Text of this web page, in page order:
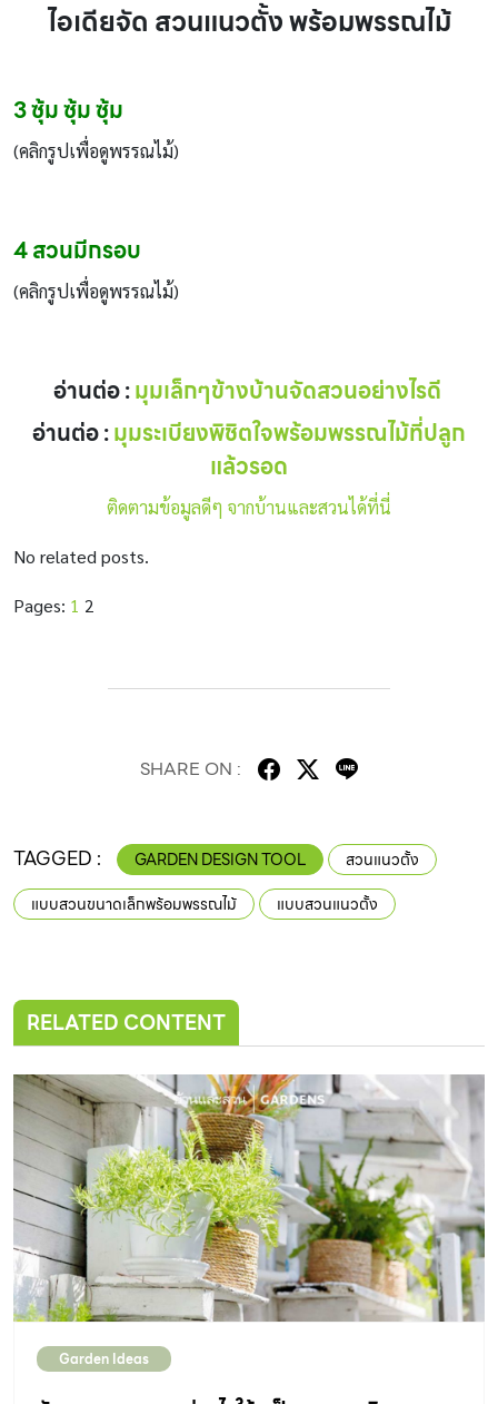
ไอเดียจัด สวนแนวตั้ง พร้อมพรรณไม้
3 ซุ้ม ซุ้ม ซุ้ม
(คลิกรูปเพื่อดูพรรณไม้)
4 สวนมีกรอบ
(คลิกรูปเพื่อดูพรรณไม้)
อ่านต่อ :มุมเล็กๆข้างบ้านจัดสวนอย่างไรดี
อ่านต่อ :มุมระเบียงพิชิตใจพร้อมพรรณไม้ที่ปลูก
แล้วรอด
ติดตามข้อมูลดีๆ จากบ้านและสวนได้ที่นี่
No related posts.
Pages: 1 2
SHARE ON :
TAGGED : GARDEN DESIGN TOOL
สวนแนวตั้ง
แบบสวนขนาดเล็กพร้อมพรรณไม้
แบบสวนแนวตั้ง
RELATED CONTENT
Garden Ideas